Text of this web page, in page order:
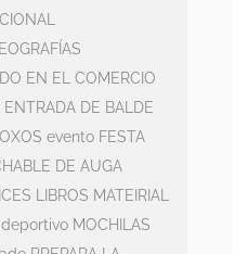
EN EL COMERCIO
ENTRADA DE BALDE
evento FESTA
DE AUGA
LIBROS MATEIRIAL
MOCHILAS